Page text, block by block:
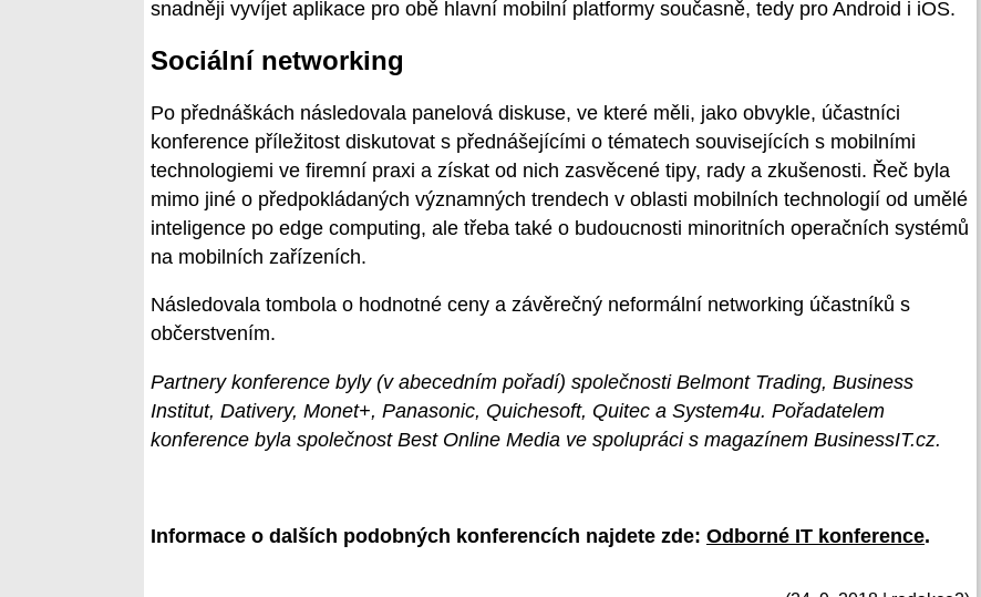
snadněji vyvíjet aplikace pro obě hlavní mobilní platformy současně, tedy pro Android i iOS.
Sociální networking
Po přednáškách následovala panelová diskuse, ve které měli, jako obvykle, účastníci
konference příležitost diskutovat s přednášejícími o tématech souvisejících s mobilními
technologiemi ve firemní praxi a získat od nich zasvěcené tipy, rady a zkušenosti. Řeč byla
mimo jiné o předpokládaných významných trendech v oblasti mobilních technologií od umělé
inteligence po edge computing, ale třeba také o budoucnosti minoritních operačních systémů
na mobilních zařízeních.
Následovala tombola o hodnotné ceny a závěrečný neformální networking účastníků s
občerstvením.
Partnery konference byly (v abecedním pořadí) společnosti Belmont Trading, Business
Institut, Dativery, Monet+, Panasonic, Quichesoft, Quitec a System4u. Pořadatelem
konference byla společnost Best Online Media ve spolupráci s magazínem BusinessIT.cz.
Informace o dalších podobných konferencích najdete zde: Odborné IT konference.